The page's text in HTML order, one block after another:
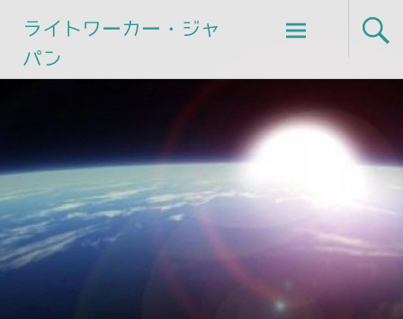
ライトワーカー・ジャ
パン
Skip
to